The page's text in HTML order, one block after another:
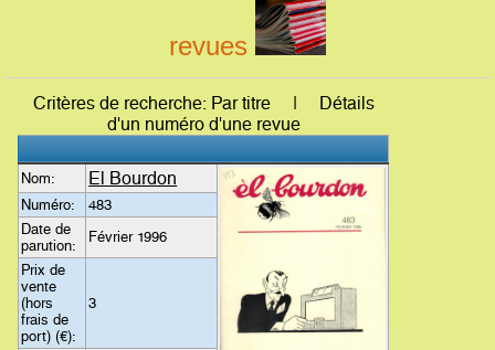
revues
Critères de recherche: Par titre | Détails
d'un numéro d'une revue
Nom: El Bourdon
Numéro:
483
Date de
parution:
Février 1996
Prix de
vente
(hors
frais de
port) (€):
3